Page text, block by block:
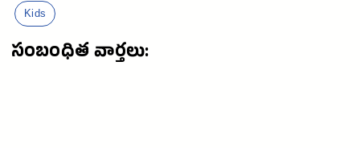
Kids
సంబంధిత వార్తలు: